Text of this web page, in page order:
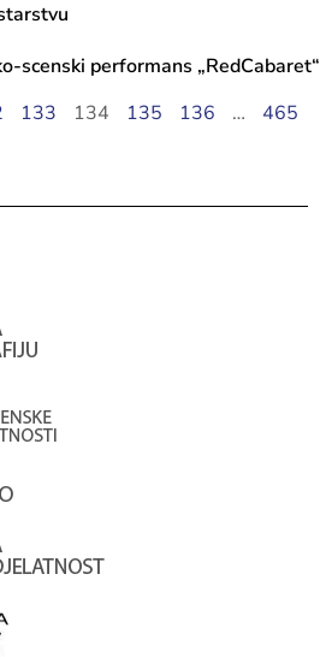
scenski performans „RedCabaret“
133 134 135 136 …
465